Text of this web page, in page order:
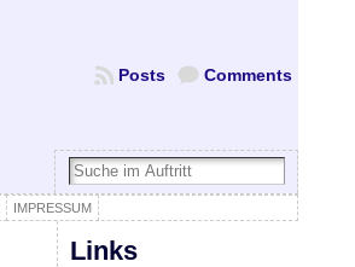
Comments
Posts
IMPRESSUM
Links